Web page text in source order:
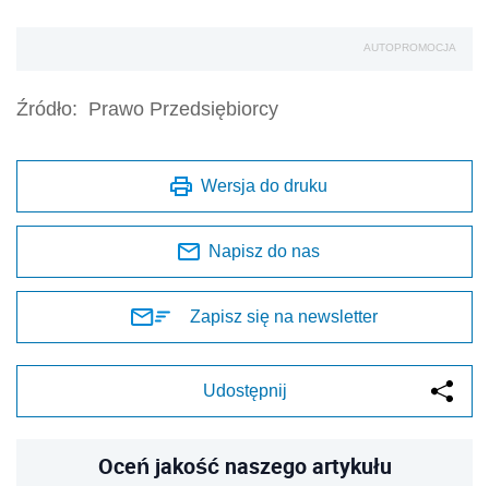
AUTOPROMOCJA
Źródło: Prawo Przedsiębiorcy
Wersja do druku
Napisz do nas
Zapisz się na newsletter
Udostępnij
Oceń jakość naszego artykułu